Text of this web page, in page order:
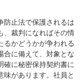
防止法で保護されるは
、裁判になればその情
るかどうかが争われる
合に備えて、対象とな
確に秘密保持契約書に
味があります。社員と